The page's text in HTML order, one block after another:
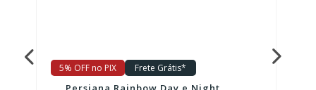
5% OFF no PIX Frete Grátis*